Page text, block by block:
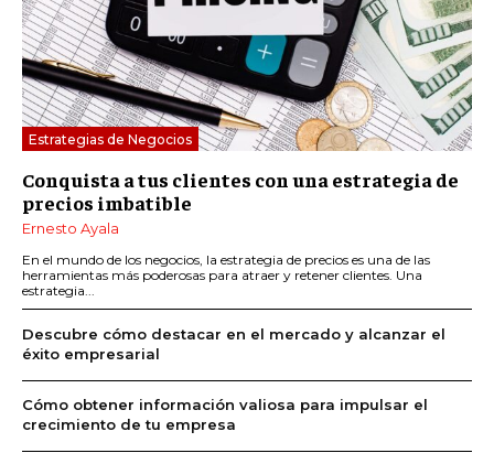
Estrategias de Negocios
Conquista a tus clientes con una estrategia de
precios imbatible
Ernesto Ayala
En el mundo de los negocios, la estrategia de precios es una de las
herramientas más poderosas para atraer y retener clientes. Una
estrategia...
Descubre cómo destacar en el mercado y alcanzar el
éxito empresarial
Cómo obtener información valiosa para impulsar el
crecimiento de tu empresa